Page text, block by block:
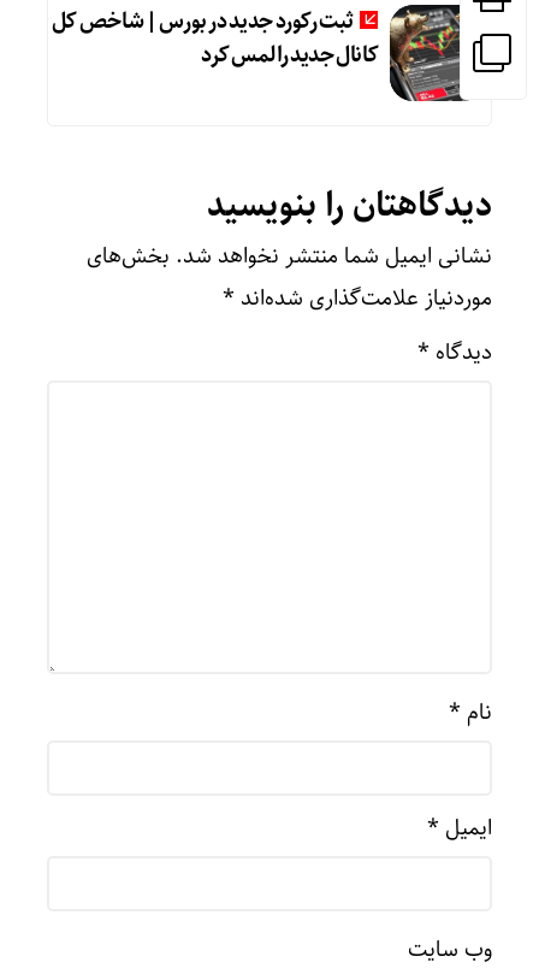
ثبت رکورد جدید در بورس | شاخص کل
کانال جدید را لمس کرد
دیدگاهتان را بنویسید
نشانی ایمیل شما منتشر نخواهد شد. بخش‌های
موردنیاز علامت‌گذاری شده‌اند *
دیدگاه *
نام *
ایمیل *
وب‌ سایت